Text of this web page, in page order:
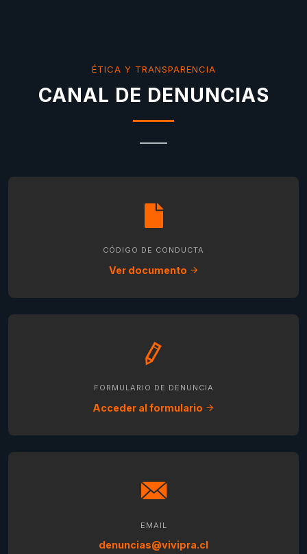
ÉTICA Y TRANSPARENCIA
CANAL DE DENUNCIAS
CÓDIGO DE CONDUCTA
Ver documento
FORMULARIO DE DENUNCIA
Acceder al formulario
EMAIL
denuncias@vivipra.cl